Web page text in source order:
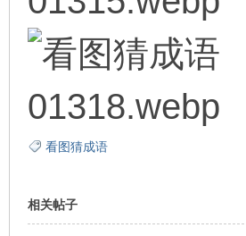
看图猜成语
相关帖子